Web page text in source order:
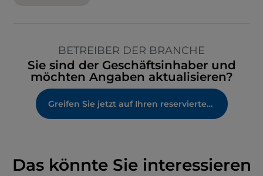
BETREIBER DER BRANCHE
Sie sind der Geschäftsinhaber und
möchten Angaben aktualisieren?
Greifen Sie jetzt auf Ihren reservierten Bereich zu
Das könnte Sie interessieren